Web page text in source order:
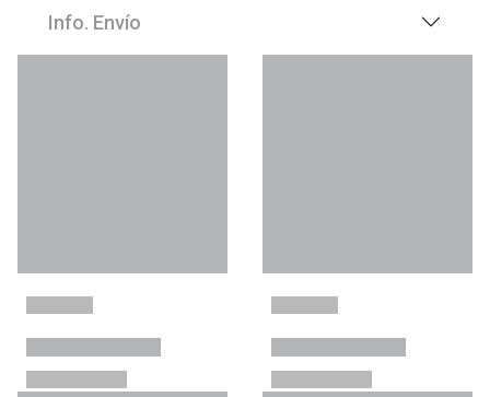
Info. Envío